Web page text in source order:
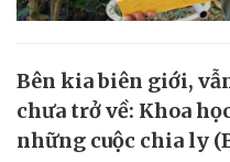
Bên kia biên giới,
chưa trở về: Khoa
những cuộc chia ly